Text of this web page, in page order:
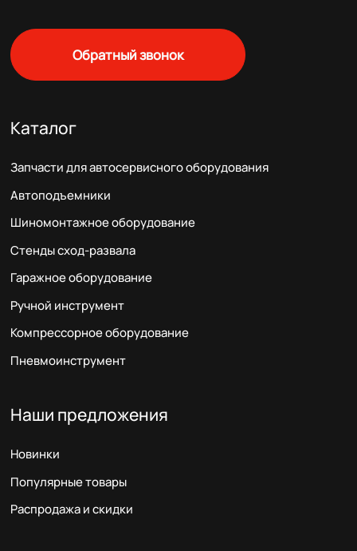
Обратный звонок
Каталог
Запчасти для автосервисного оборудования
Автоподъемники
Шиномонтажное оборудование
Стенды сход-развала
Гаражное оборудование
Ручной инструмент
Компрессорное оборудование
Пневмоинструмент
Наши предложения
Новинки
Популярные товары
Распродажа и скидки